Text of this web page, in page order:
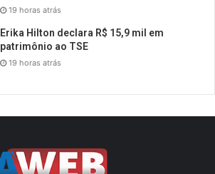
19 horas atrás
Erika Hilton declara R$ 15,9 mil em
patrimônio ao TSE
19 horas atrás